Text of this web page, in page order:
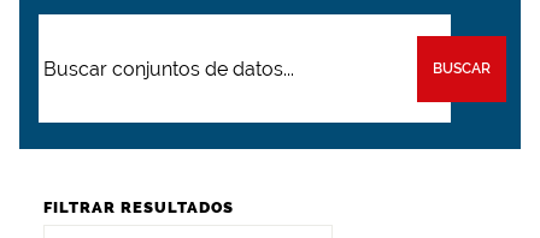
BUSCAR
FILTRAR RESULTADOS